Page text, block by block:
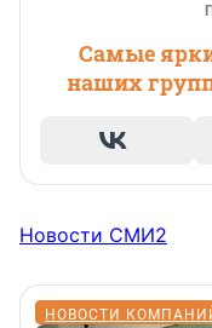
Самые
наших
Новости СМИ2
НОВОСТИ